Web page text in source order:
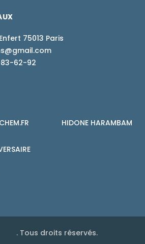
75013 Paris
62-92
HIDONE HARAMBAM
. Tous droits réservés.